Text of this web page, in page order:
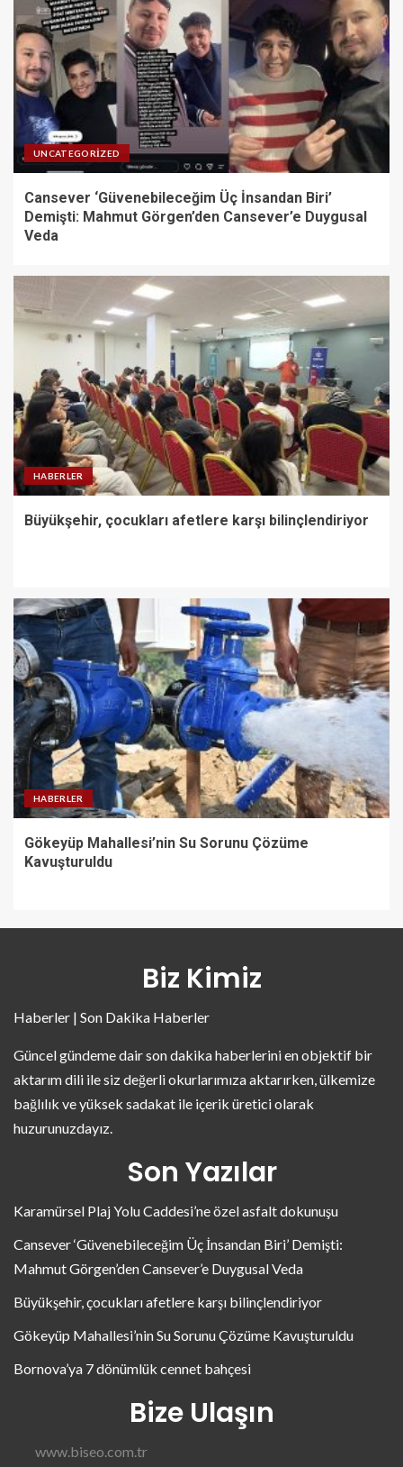
UNCATEGORIZED
Cansever ‘Güvenebileceğim Üç İnsandan Biri’
Demişti: Mahmut Görgen’den Cansever’e Duygusal
Veda
HABERLER
Büyükşehir, çocukları afetlere karşı bilinçlendiriyor
HABERLER
Gökeyüp Mahallesi’nin Su Sorunu Çözüme
Kavuşturuldu
Biz Kimiz
Haberler | Son Dakika Haberler
Güncel gündeme dair son dakika haberlerini en objektif bir
aktarım dili ile siz değerli okurlarımıza aktarırken, ülkemize
bağlılık ve yüksek sadakat ile içerik üretici olarak
huzurunuzdayız.
Son Yazılar
Karamürsel Plaj Yolu Caddesi’ne özel asfalt dokunuşu
Cansever ‘Güvenebileceğim Üç İnsandan Biri’ Demişti:
Mahmut Görgen’den Cansever’e Duygusal Veda
Büyükşehir, çocukları afetlere karşı bilinçlendiriyor
Gökeyüp Mahallesi’nin Su Sorunu Çözüme Kavuşturuldu
Bornova’ya 7 dönümlük cennet bahçesi
Bize Ulaşın
www.biseo.com.tr